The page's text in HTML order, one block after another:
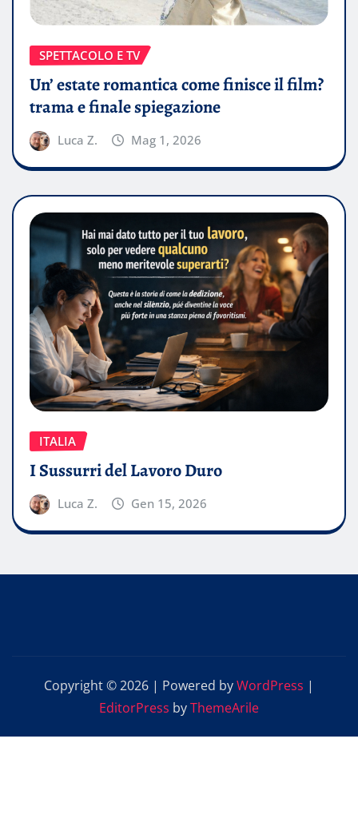
SPETTACOLO E TV
Un’ estate romantica come finisce il film?
trama e finale spiegazione
Luca Z. Mag 1, 2026
ITALIA
I Sussurri del Lavoro Duro
Luca Z. Gen 15, 2026
Copyright © 2026 | Powered byWordPress |
EditorPress byThemeArile